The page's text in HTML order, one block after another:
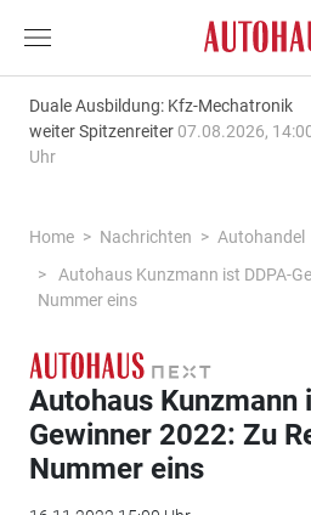
Duale Ausbildung: Kfz-Mechatronik
weiter Spitzenreiter 07.08.2026,
Uhr
Home Nachrichten
Autohandel
Autohaus Kunzmann ist DDPA-
Nummer eins
Autohaus Kunzmann
Gewinner 2022: Zu
Nummer eins